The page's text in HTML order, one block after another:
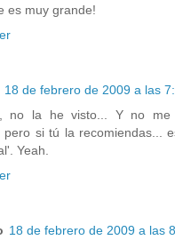
es muy grande!
18 de febrero de 2009 a las
no la he visto... Y no me
pero si tú la recomiendas...
Yeah.
18 de febrero de 2009 a las